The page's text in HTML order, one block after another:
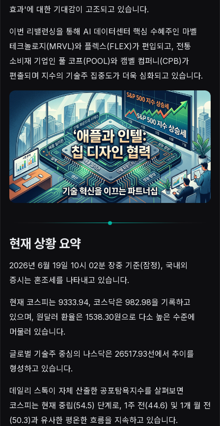
효과'에 대한 기대감이 고조되고 있습니다.
이번 리밸런싱을 통해 AI 데이터센터 핵심 수혜주인 마벨
테크놀로지(MRVL)와 플렉스(FLEX)가 편입되고, 전통
소비재 기업인 풀 코프(POOL)와 캠벨 컴퍼니(CPB)가
편출되며 지수의 기술주 집중도가 더욱 심화되고 있습니다.
현재 상황 요약
2026년 6월 19일 10시 02분 장중 기준(잠정), 국내외
증시는 혼조세를 나타내고 있습니다.
현재 코스피는 9333.94, 코스닥은 982.98을 기록하고
있으며, 원달러 환율은 1538.30원으로 다소 높은 수준에
머물러 있습니다.
글로벌 기술주 중심의 나스닥은 26517.93선에서 추이를
형성하고 있습니다.
데일리 스톡이 자체 산출한 공포탐욕지수를 살펴보면
코스피는 현재 중립(54.5) 단계로, 1주 전(44.6) 및 1개 월 전
(50.3)과 유사한 평온한 흐름을 지속하고 있습니다.